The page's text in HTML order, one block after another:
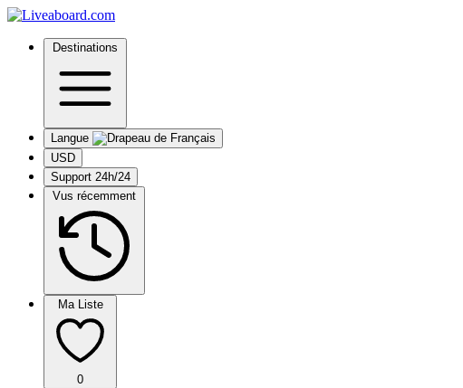
Destinations
Langue
USD
Support 24h/24
Vus récemment
Ma Liste
0